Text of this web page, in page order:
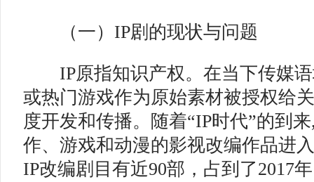
（一）IP剧的现状与问题
IP原指知识产权。在当下传媒语
或热门游戏作为原始素材被授权给
度开发和传播。随着“IP时代”的到
作、游戏和动漫的影视改编作品进
IP改编剧目有近90部，占到了2017